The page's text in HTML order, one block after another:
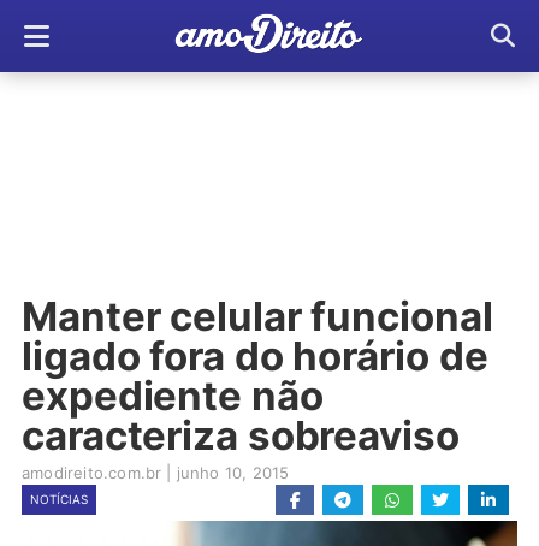
Manter celular funcional
ligado fora do horário de
expediente não
caracteriza sobreaviso
amodireito.com.br junho 10, 2015
NOTÍCIAS